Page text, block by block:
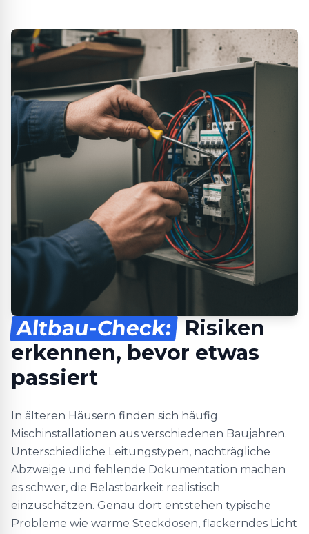
Altbau-Check: Risiken
erkennen, bevor etwas
passiert
In älteren Häusern finden sich häufig
Mischinstallationen aus verschiedenen Baujahren.
Unterschiedliche Leitungstypen, nachträgliche
Abzweige und fehlende Dokumentation machen
es schwer, die Belastbarkeit realistisch
einzuschätzen. Genau dort entstehen typische
Probleme wie warme Steckdosen, flackerndes Licht